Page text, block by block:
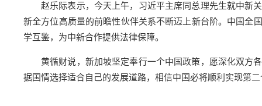
赵乐际表示，今天上午，习近平主席同总理先生就中新
新全方位高质量的前瞻性伙伴关系不断迈上新台阶。中国全
学互鉴，为中新合作提供法律保障。
黄循财说，新加坡坚定奉行一个中国政策，愿深化双方
据国情选择适合自己的发展道路，相信中国必将顺利实现第